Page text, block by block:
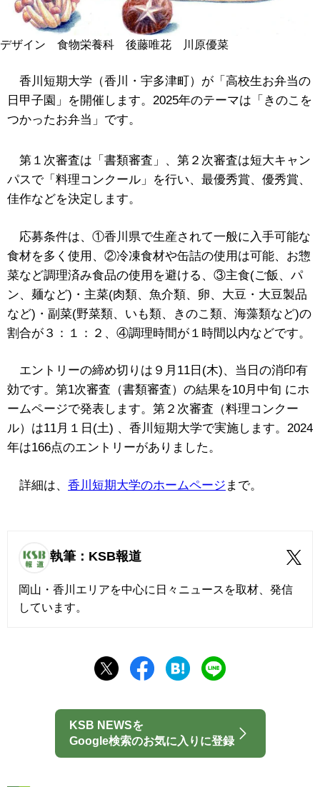
デザイン 食物栄養科 後藤唯花 川原優菜
香川短期大学（香川・宇多津町）が「高校生お弁当の
日甲子園」を開催します。2025年のテーマは「きのこを
つかったお弁当」です。
第１次審査は「書類審査」、第２次審査は短大キャン
パスで「料理コンクール」を行い、最優秀賞、優秀賞、
佳作などを決定します。
応募条件は、①香川県で生産されて一般に入手可能な
食材を多く使用、②冷凍食材や缶詰の使用は可能、お惣
菜など調理済み食品の使用を避ける、③主食(ご飯、パ
ン、麺など)・主菜(肉類、魚介類、卵、大豆・大豆製品
など)・副菜(野菜類、いも類、きのこ類、海藻類など)の
割合が３：１：２、④調理時間が１時間以内などです。
エントリーの締め切りは９月11日(木)、当日の消印有
効です。第1次審査（書類審査）の結果を10月中旬 にホ
ームページで発表します。第２次審査（料理コンクー
ル）は11月１日(土) 、香川短期大学で実施します。2024
年は166点のエントリーがありました。
詳細は、 香川短期大学のホームページ まで。
執筆：KSB報道
岡山・香川エリアを中心に日々ニュースを取材、発信
しています。
KSB NEWSを
Google検索のお気に入りに登録